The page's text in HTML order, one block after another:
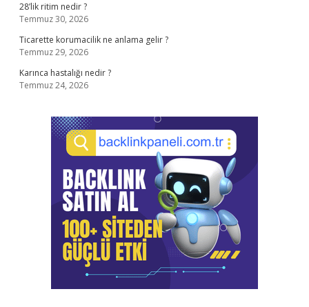
28’lik ritim nedir ?
Temmuz 30, 2026
Ticarette korumacilik ne anlama gelir ?
Temmuz 29, 2026
Karınca hastalığı nedir ?
Temmuz 24, 2026